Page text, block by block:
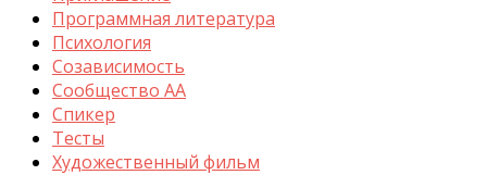
Программная литература
Психология
Созависимость
Сообщество АА
Спикер
Тесты
Художественный фильм